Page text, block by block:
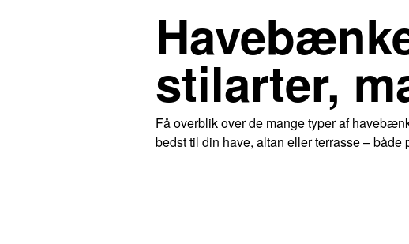
stilarter,
Få overblik over de mange typer af
bedst til din have, altan eller terrasse –